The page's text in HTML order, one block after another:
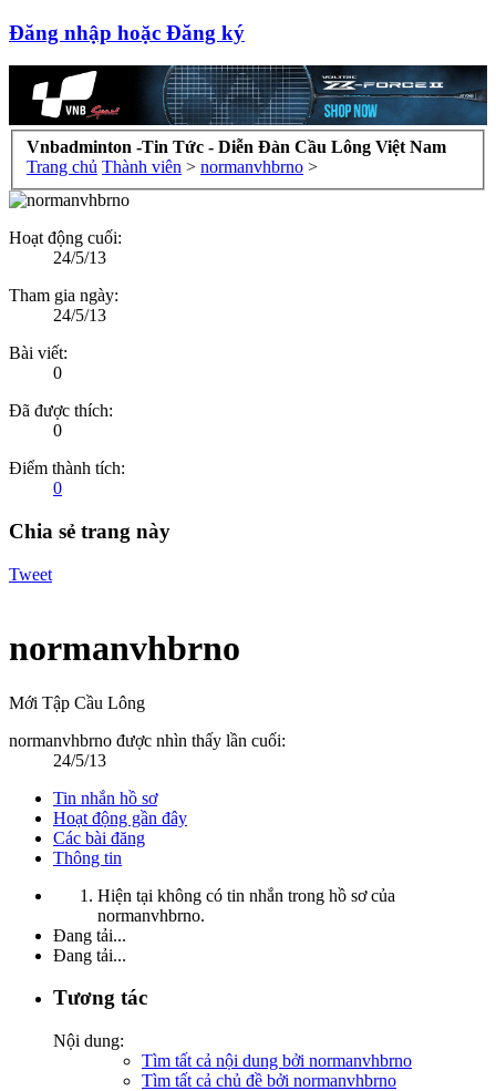
Đăng nhập hoặc Đăng ký
Vnbadminton -Tin Tức - Diễn Đàn Cầu Lông Việt Nam
Trang chủ Thành viên > normanvhbrno >
Hoạt động cuối:
24/5/13
Tham gia ngày:
24/5/13
Bài viết:
0
Đã được thích:
0
Điểm thành tích:
0
Chia sẻ trang này
Tweet
normanvhbrno
Mới Tập Cầu Lông
normanvhbrno được nhìn thấy lần cuối:
24/5/13
Tin nhắn hồ sơ
Hoạt động gần đây
Các bài đăng
Thông tin
Hiện tại không có tin nhắn trong hồ sơ của
normanvhbrno.
Đang tải...
Đang tải...
Tương tác
Nội dung:
Tìm tất cả nội dung bởi normanvhbrno
Tìm tất cả chủ đề bởi normanvhbrno